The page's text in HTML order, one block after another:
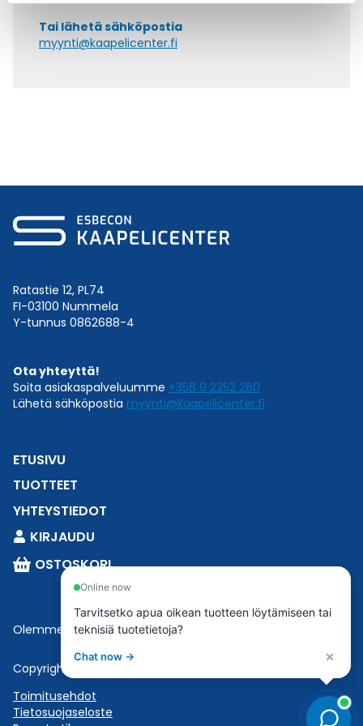
Tai lähetä sähköpostia
myynti@kaapelicenter.fi
Ratastie 12, PL74
FI-03100 Nummela
Y-tunnus 0862688-4
Ota yhteyttä!
Soita asiakaspalveluumme +358 9 2252 260
Lähetä sähköpostia myynti@kaapelicenter.fi
ETUSIVU
TUOTTEET
YHTEYSTIEDOT
KIRJAUDU
OSTOSKORI
Olemme osaEsbeconia.
Copyright © 2023 Esbecon | All Rights Reserved
Toimitusehdot
Tietosuojaseloste
Online now
Tarvitsetko apua oikean tuotteen löytämiseen tai
teknisiä tuotetietoja?
Chat now → ×